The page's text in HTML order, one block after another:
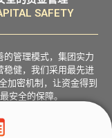
SAFETY
的管理模式，集团实力
稳健，我们采用最先进
加密机制，让资金得到
最安全的保障。